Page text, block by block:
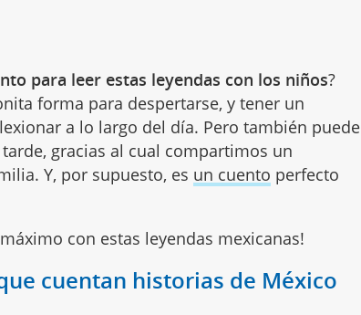
para leer estas leyendas con los niños?
forma para despertarse, y tener un
a lo largo del día. Pero también puede
gracias al cual compartimos un
Y, por supuesto, es un cuento perfecto
con estas leyendas mexicanas!
cuentan historias de México